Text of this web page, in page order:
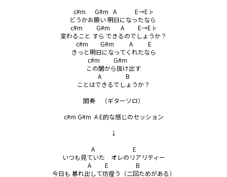
c#m      G#m   A            E→E♭
どうかお願い 明日になったなら
c#m         G#m       A         E→E♭
変わること すら できるのでしょうか？
c#m        G#m          A          E
きっと明日になってくれたなら
c#m         G#m
この闇から抜け出す
A                B
ことはできるでしょうか？
間奏　（ギターソロ）
c#m G#m  A E的な感じのセッション
↓
A                         E
いつも見ていた　オレのリアリティー
A         E                  B
今日も 暴れ出して彷徨う（二回ためがある）